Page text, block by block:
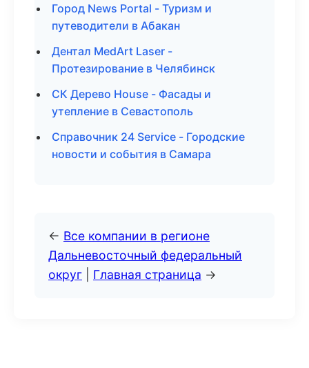
Город News Portal - Туризм и
путеводители в Абакан
Дентал MedArt Laser -
Протезирование в Челябинск
СК Дерево House - Фасады и
утепление в Севастополь
Справочник 24 Service - Городские
новости и события в Самара
← Все компании в регионе
Дальневосточный федеральный
округ
Главная страница →